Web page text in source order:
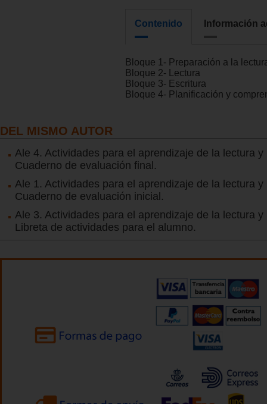
Contenido Información
Bloque 1- Preparación a la
Bloque 2- Lectura
Bloque 3- Escritura
Bloque 4- Planificación y
DEL MISMO AUTOR
Ale 4. Actividades para el aprendizaje de la lectura y
Cuaderno de evaluación final.
Ale 1. Actividades para el aprendizaje de la lectura y
Cuaderno de evaluación inicial.
Ale 3. Actividades para el aprendizaje de la lectura y
Libreta de actividades para el alumno.